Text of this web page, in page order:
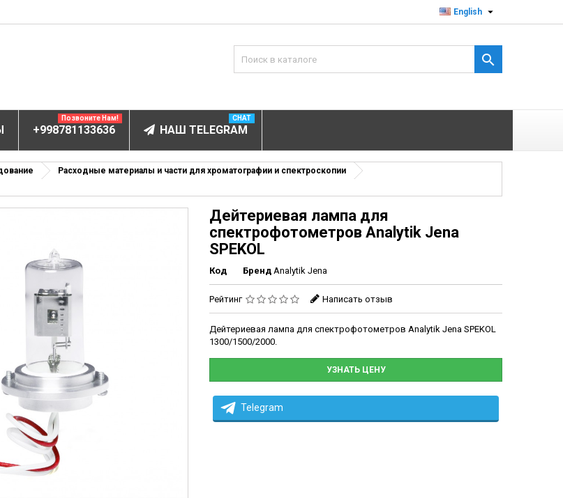
English 

(ИХЛА)
+998781133636
Позвоните Нам!
НАШ TELEGRAM
CHAT
Расходные материалы и части для хроматографии и спектроскопии
Дейтериевая лампа для
спектрофотометров Analytik Jena
SPEKOL
Код Бренд Analytik Jena
Рейтинг Написать отзыв
Дейтериевая лампа для спектрофотометров Analytik Jena SPEKOL
1300/1500/2000.
УЗНАТЬ ЦЕНУ
Telegram